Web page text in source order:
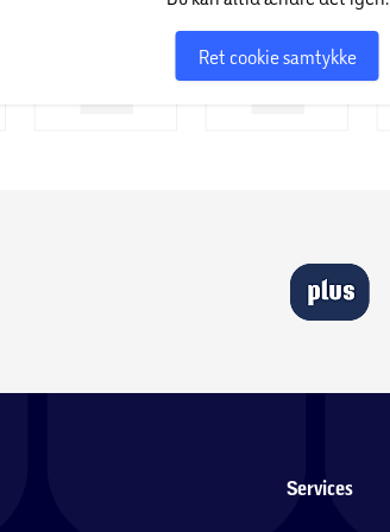
Ret cookie samtykke
Services